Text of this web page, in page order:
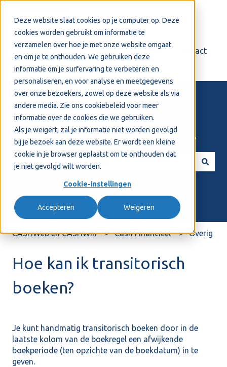
Deze website slaat cookies op je computer op. Deze
cookies worden gebruikt om informatie te
verzamelen over hoe je met onze website omgaat
en om je te onthouden. We gebruiken deze
informatie om je surfervaring te verbeteren en
personaliseren, en voor analyse en meetgegevens
over onze bezoekers, zowel op deze website als via
andere media. Zie ons cookiebeleid voor meer
informatie over de cookies die we gebruiken.
Als je weigert, zal je informatie niet worden gevolgd
bij je bezoek aan deze website. Er wordt een kleine
cookie in je browser geplaatst om te onthouden dat
je niet gevolgd wilt worden.
Cookie-instellingen
Accepteren Weigeren
Support Contact
Welkom! Hoe kunnen we je helpen?
CASHWeb en CASHWin Cash Financieel Overig
Hoe kan ik transitorisch
boeken?
Je kunt handmatig transitorisch boeken door in de
laatste kolom van de boekregel een afwijkende
boekperiode (ten opzichte van de boekdatum) in te
geven.